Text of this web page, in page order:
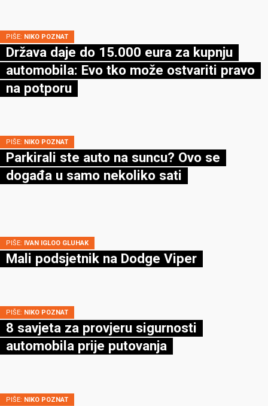
PIŠE: NIKO POZNAT
Država daje do 15.000 eura za kupnju
automobila: Evo tko može ostvariti pravo
na potporu
PIŠE: NIKO POZNAT
Parkirali ste auto na suncu? Ovo se
događa u samo nekoliko sati
PIŠE: IVAN IGLOO GLUHAK
Mali podsjetnik na Dodge Viper
PIŠE: NIKO POZNAT
8 savjeta za provjeru sigurnosti
automobila prije putovanja
PIŠE: NIKO POZNAT